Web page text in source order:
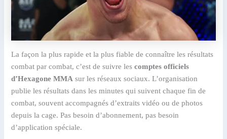
La façon la plus rapide et la plus fiable de connaître les résultats
combat par combat, c’est de suivre lescomptes officiels
d’Hexagone MMA sur les réseaux sociaux. L’organisation
publie les résultats dans les minutes qui suivent chaque fin de
combat, souvent accompagnés d’extraits vidéo ou de photos
depuis la cage. Pas besoin d’abonnement, pas besoin
d’application spéciale.